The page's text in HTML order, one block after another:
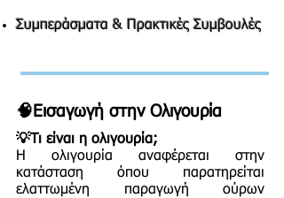
Συμπεράσματα & Πρακτικές Συμβουλές
🧠Εισαγωγή στην Ολιγουρία
💡Τι είναι η ολιγουρία;
Η ολιγουρία αναφέρεται στην
κατάσταση όπου παρατηρείται
ελαττωμένη παραγωγή ούρων